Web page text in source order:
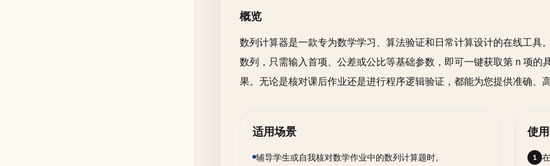
概览
数列计算器是一款专为数学学习、算法验证和日常计算设计的在线工具
数列，只需输入首项、公差或公比等基础参数，即可一键获取第 n 项的
果。无论是核对课后作业还是进行程序逻辑验证，都能为您提供准确、
适用场景
辅导学生或自我核对数学作业中的数列计算题时。
使
1